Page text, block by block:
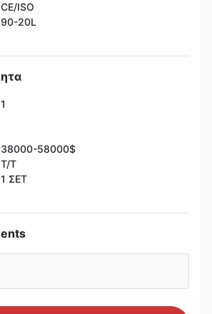
CE/ISO
90-20L
1
38000-58000$
T/T
1 ΣΕΤ